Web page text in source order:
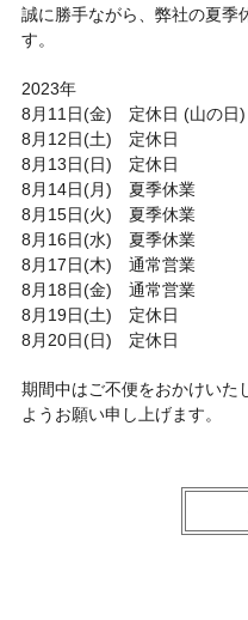
誠に勝手ながら、弊社の夏季
す。
2023年
8月11日(金) 定休日 (山の日)
8月12日(土) 定休日
8月13日(日) 定休日
8月14日(月) 夏季休業
8月15日(火) 夏季休業
8月16日(水) 夏季休業
8月17日(木) 通常営業
8月18日(金) 通常営業
8月19日(土) 定休日
8月20日(日) 定休日
期間中はご不便をおかけいた
ようお願い申し上げます。